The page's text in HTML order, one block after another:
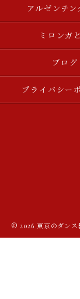
アルゼンチン
ミロンガ
ブログ
プライバシー
© 2026 東京のダンス